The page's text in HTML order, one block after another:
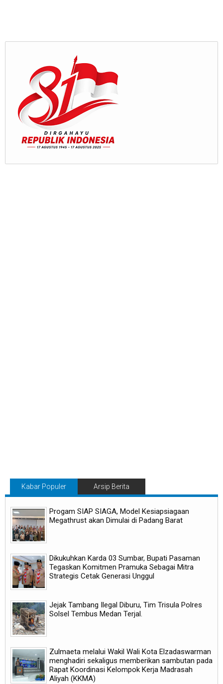
Kabar Populer Arsip Berita
Progam SIAP SIAGA, Model Kesiapsiagaan
Megathrust akan Dimulai di Padang Barat
Dikukuhkan Karda 03 Sumbar, Bupati Pasaman
Tegaskan Komitmen Pramuka Sebagai Mitra
Strategis Cetak Generasi Unggul
Jejak Tambang Ilegal Diburu, Tim Trisula Polres
Solsel Tembus Medan Terjal.
Zulmaeta melalui Wakil Wali Kota Elzadaswarman
menghadiri sekaligus memberikan sambutan pada
Rapat Koordinasi Kelompok Kerja Madrasah
Aliyah (KKMA)